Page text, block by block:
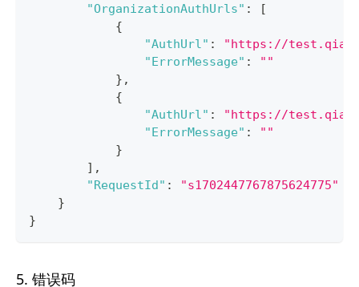
"OrganizationAuthUrls" :
[
{
"AuthUrl" :
"https://
"ErrorMessage" :
""
} ,
{
"AuthUrl" :
"https://
"ErrorMessage" :
""
}
] ,
"RequestId" :
"s1702447767875624775"
}
}
5. 错误码